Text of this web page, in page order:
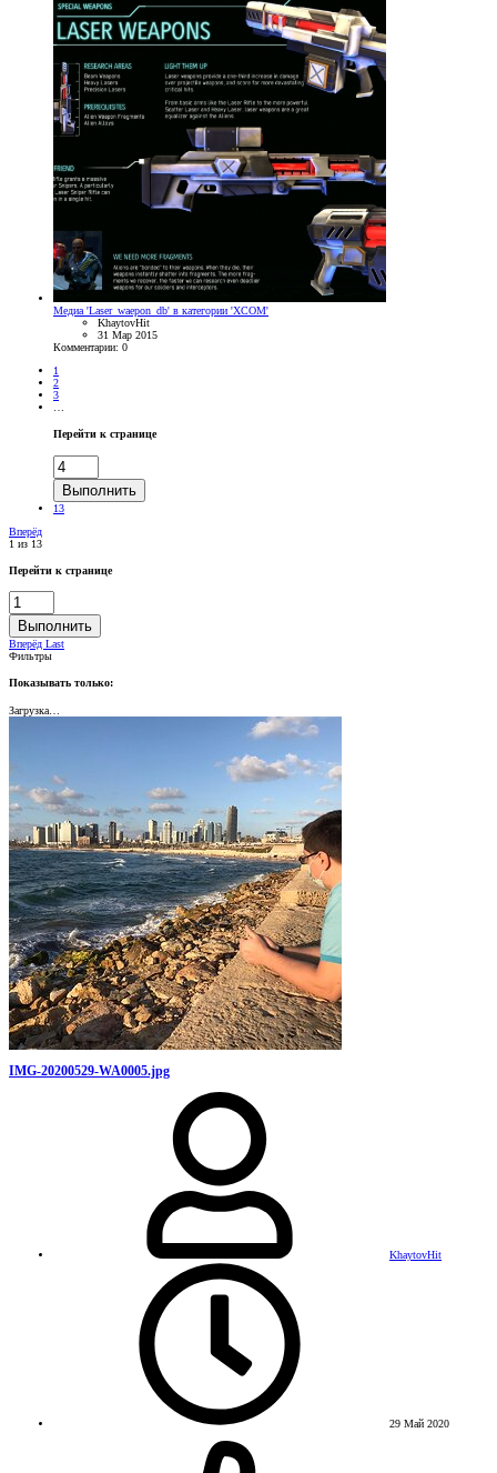
Медиа 'Laser_waepon_db' в категории 'XCOM'
KhaytovHit
31 Мар 2015
Комментарии: 0
1
2
3
Перейти к странице
Выполнить
13
Вперёд
1 из 13
Перейти к странице
Выполнить
Вперёд Last
Фильтры
Показывать только:
Загрузка…
IMG-20200529-WA0005.jpg
KhaytovHit
29 Май 2020